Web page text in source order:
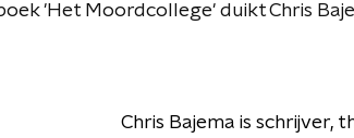
boek 'Het Moordcollege' duikt Chris
Chris Bajema is schrijver,